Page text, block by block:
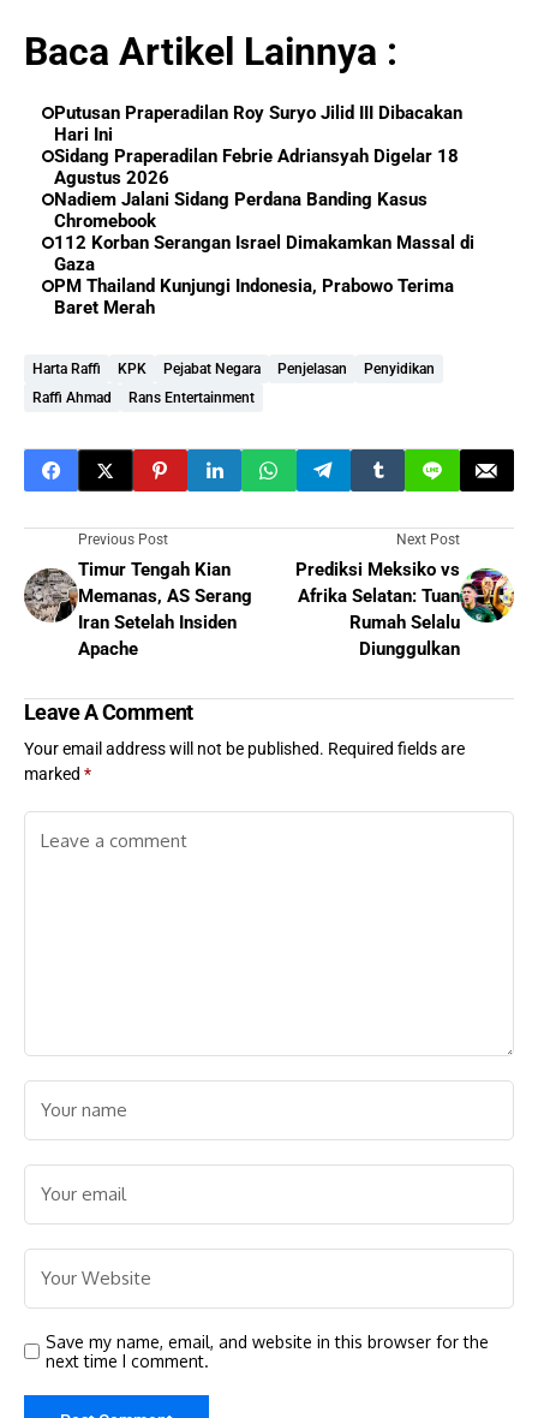
Baca Artikel Lainnya :
Putusan Praperadilan Roy Suryo Jilid III Dibacakan
Hari Ini
Sidang Praperadilan Febrie Adriansyah Digelar 18
Agustus 2026
Nadiem Jalani Sidang Perdana Banding Kasus
Chromebook
112 Korban Serangan Israel Dimakamkan Massal di
Gaza
PM Thailand Kunjungi Indonesia, Prabowo Terima
Baret Merah
Harta Raffi KPK Pejabat Negara Penjelasan
Penyidikan
Raffi Ahmad
Rans Entertainment
Previous Post
Timur Tengah Kian
Memanas, AS Serang
Iran Setelah Insiden
Apache
Next Post
Prediksi Meksiko vs
Afrika Selatan: Tuan
Rumah Selalu
Diunggulkan
Leave A Comment
Your email address will not be published. Required fields are
marked *
Save my name, email, and website in this browser for the
next time I comment.